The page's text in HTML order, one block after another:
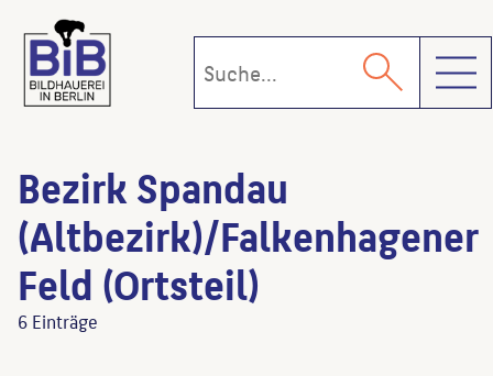
Bezirk Spandau
(Altbezirk)/Falkenhagener
Feld (Ortsteil)
6 Einträge